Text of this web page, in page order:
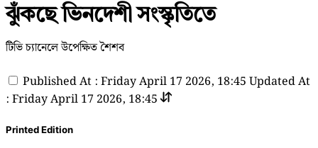
ঝুঁকছে ভিনদেশী সংস্কৃতিতে
টিভি চ্যানেলে উপেক্ষিত শৈশব
Published At : Friday April 17 2026, 18:45 Updated At
: Friday April 17 2026, 18:45
Printed Edition